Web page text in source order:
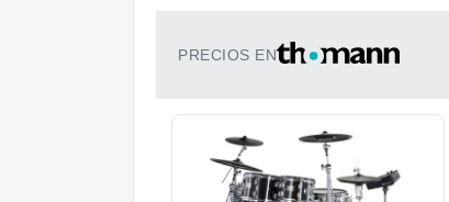
PRECIOS EN